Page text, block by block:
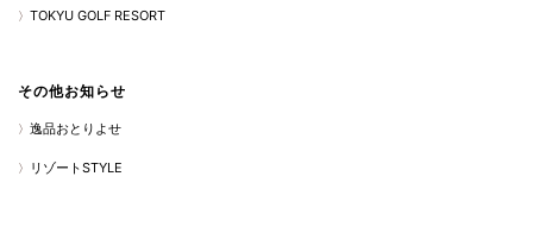
TOKYU GOLF RESORT
その他お知らせ
逸品おとりよせ
リゾートSTYLE